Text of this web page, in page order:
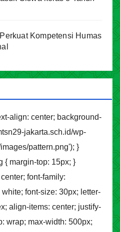
Kompetensi Humas
align: center; background-
jakarta.sch.id/wp-
pattern.png'); }
{ margin-top: 15px; }
font-family:
font-size: 30px; letter-
align-items: center; justify-
wrap; max-width: 500px;